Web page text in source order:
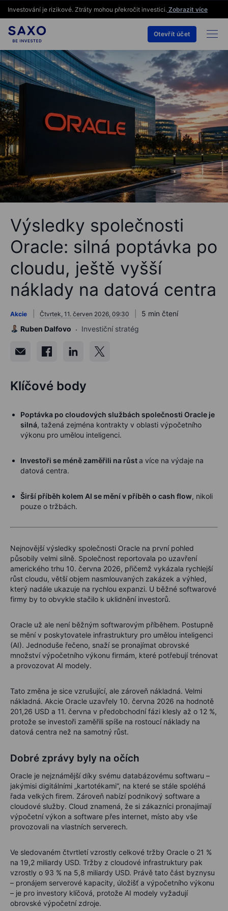
Investování je rizikové. Ztráty mohou překročit investici. Zobrazit více
Otevřít účet
Výsledky společnosti
Oracle: silná poptávka po
cloudu, ještě vyšší
náklady na datová centra
Akcie Čtvrtek, 11. červen 2026, 09:30
5 min čtení
Ruben Dalfovo
Investiční stratég
Klíčové body
Poptávka po cloudových službách společnosti Oracle je
silná, tažená zejména kontrakty v oblasti výpočetního
výkonu pro umělou inteligenci.
Investoři se méně zaměřili na růsta více na výdaje na
datová centra.
Širší příběh kolem AI se mění v příběh o cash flow, nikoli
pouze o tržbách.
Nejnovější výsledky společnosti Oracle na první pohled
působily velmi silně. Společnost reportovala po uzavření
amerického trhu 10. června 2026, přičemž vykázala rychlejší
růst cloudu, větší objem nasmlouvaných zakázek a výhled,
který nadále ukazuje na rychlou expanzi. U běžné softwarové
firmy by to obvykle stačilo k uklidnění investorů.
Oracle už ale není běžným softwarovým příběhem. Postupně
se mění v poskytovatele infrastruktury pro umělou inteligenci
(AI). Jednoduše řečeno, snaží se pronajímat obrovské
množství výpočetního výkonu firmám, které potřebují trénovat
a provozovat AI modely.
Tato změna je sice vzrušující, ale zároveň nákladná. Velmi
nákladná. Akcie Oracle uzavřely 10. června 2026 na hodnotě
201,26 USD a 11. června v předobchodní fázi klesly až o 12 %,
protože se investoři zaměřili spíše na rostoucí náklady na
datová centra než na samotný růst.
Dobré zprávy byly na očích
Oracle je nejznámější díky svému databázovému softwaru –
jakýmisi digitálními „kartotékami“, na které se stále spoléhá
řada velkých firem. Zároveň nabízí podnikový software a
cloudové služby. Cloud znamená, že si zákazníci pronajímají
výpočetní výkon a software přes internet, místo aby vše
provozovali na vlastních serverech.
Ve sledovaném čtvrtletí vzrostly celkové tržby Oracle o 21 %
na 19,2 miliardy USD. Tržby z cloudové infrastruktury pak
vzrostly o 93 % na 5,8 miliardy USD. Právě tato část byznysu
– pronájem serverové kapacity, úložišť a výpočetního výkonu
– je pro investory klíčová, protože AI modely vyžadují
obrovské výpočetní zdroje.